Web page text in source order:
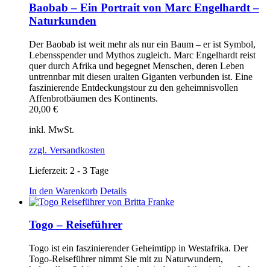
Baobab – Ein Portrait von Marc Engelhardt –
Naturkunden
Der Baobab ist weit mehr als nur ein Baum – er ist Symbol,
Lebensspender und Mythos zugleich. Marc Engelhardt reist
quer durch Afrika und begegnet Menschen, deren Leben
untrennbar mit diesen uralten Giganten verbunden ist. Eine
faszinierende Entdeckungstour zu den geheimnisvollen
Affenbrotbäumen des Kontinents.
20,00 €
inkl. MwSt.
zzgl. Versandkosten
Lieferzeit: 2 - 3 Tage
In den Warenkorb Details
Togo – Reiseführer
Togo ist ein faszinierender Geheimtipp in Westafrika. Der
Togo‑Reiseführer nimmt Sie mit zu Naturwundern,